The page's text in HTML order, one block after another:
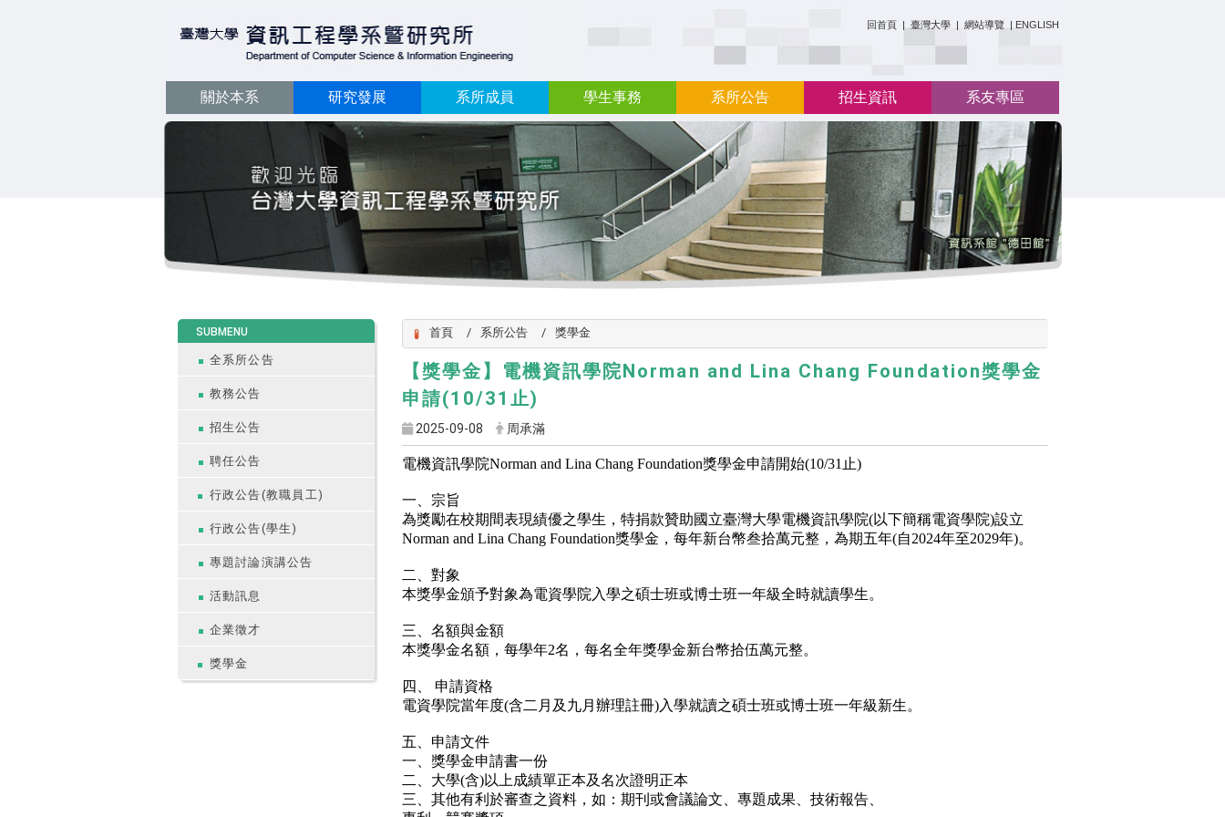
回首頁 | 臺灣大學 | 網站導覽 | ENGLISH
關於本系 研究發展 系所成員 學生事務 系所公告 招生資訊 系友專區
SUBMENU
全系所公告
教務公告
招生公告
聘任公告
行政公告(教職員工)
行政公告(學生)
專題討論演講公告
活動訊息
企業徵才
獎學金
首頁 系所公告 獎學金
【獎學金】電機資訊學院Norman and Lina Chang Foundation獎學金
申請(10/31止)
2025-09-08 周承滿
電機資訊學院Norman and Lina Chang Foundation獎學金申請開始(10/31止)
一、宗旨
為獎勵在校期間表現績優之學生，特捐款贊助國立臺灣大學電機資訊學院(以下簡稱電資學院)設立
Norman and Lina Chang Foundation獎學金，每年新台幣叁拾萬元整，為期五年(自2024年至2029年)。
二、對象
本獎學金頒予對象為電資學院入學之碩士班或博士班一年級全時就讀學生。
三、名額與金額
本獎學金名額，每學年2名，每名全年獎學金新台幣拾伍萬元整。
四、 申請資格
電資學院當年度(含二月及九月辦理註冊)入學就讀之碩士班或博士班一年級新生。
五、申請文件
一、獎學金申請書一份
二、大學(含)以上成績單正本及名次證明正本
三、其他有利於審查之資料，如：期刊或會議論文、專題成果、技術報告、